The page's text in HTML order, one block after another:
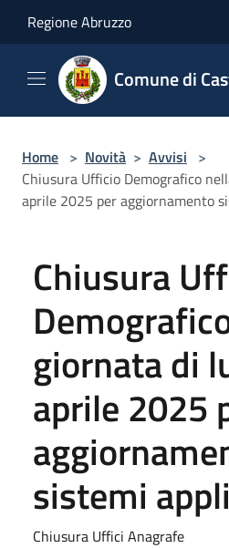
Regione Abruzzo
Comune di
Home > Novità > Avvisi >
Chiusura Ufficio Demografico
aprile 2025 per aggiornamento
Chiusura
giornata di
aprile 2025
sistemi
Chiusura Uffici Anagrafe